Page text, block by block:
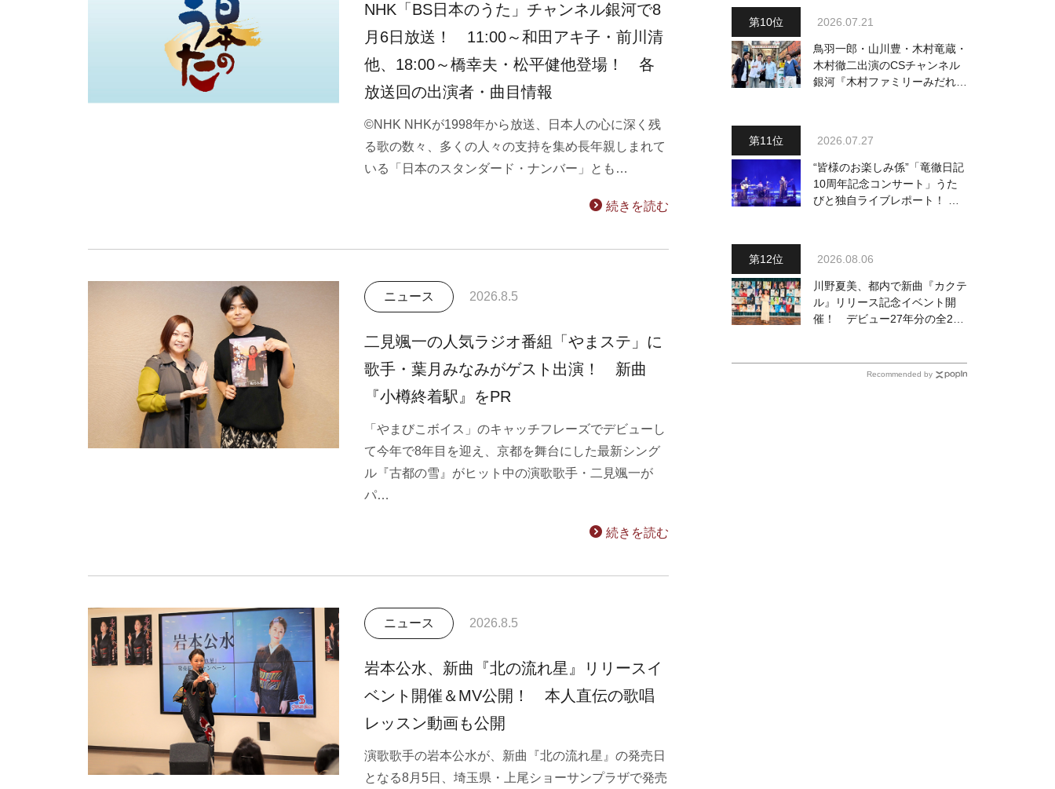
NHK「BS日本のうた」チャンネル銀河で8
月6日放送！ 11:00～和田アキ子・前川清
他、18:00～橋幸夫・松平健他登場！ 各
放送回の出演者・曲目情報
©NHK NHKが1998年から放送、日本人の心に深く残
る歌の数々、多くの人々の支持を集め長年親しまれて
いる「日本のスタンダード・ナンバー」とも…
続きを読む
ニュース 2026.8.5
二見颯一の人気ラジオ番組「やまステ」に
歌手・葉月みなみがゲスト出演！ 新曲
『小樽終着駅』をPR
「やまびこボイス」のキャッチフレーズでデビューし
て今年で8年目を迎え、京都を舞台にした最新シング
ル『古都の雪』がヒット中の演歌歌手・二見颯一が
パ…
続きを読む
ニュース 2026.8.5
岩本公水、新曲『北の流れ星』リリースイ
ベント開催＆MV公開！ 本人直伝の歌唱
レッスン動画も公開
演歌歌手の岩本公水が、新曲『北の流れ星』の発売日
となる8月5日、埼玉県・上尾ショーサンプラザで発売
2026.07.21
鳥羽一郎・山川豊・木村竜蔵・
木村徹二出演のCSチャンネル
銀河『木村ファミリーみだれ旅
2026.07.27
“皆様のお楽しみ係”「竜徹日記
10周年記念コンサート」うた
びと独自ライブレポート！ 即
2026.08.06
川野夏美、都内で新曲『カクテ
ル』リリース記念イベント開
催！ デビュー27年分の全280
Recommended by